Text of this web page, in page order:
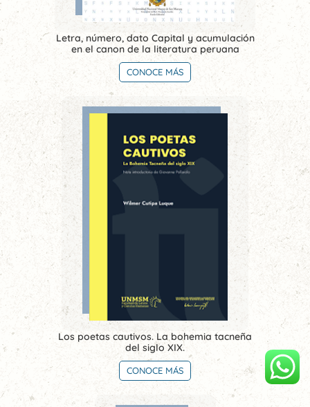
Letra, número, dato Capital y acumulación
en el canon de la literatura peruana
CONOCE MÁS
Los poetas cautivos. La bohemia tacneña
del siglo XIX.
CONOCE MÁS